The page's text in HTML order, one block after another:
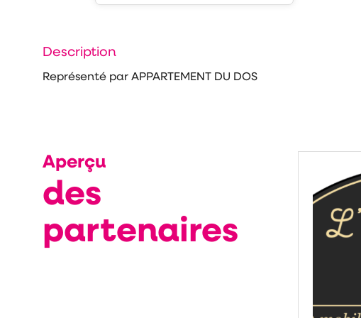
Description
Représenté par APPARTEMENT DU DOS
Aperçu
des
partenaires